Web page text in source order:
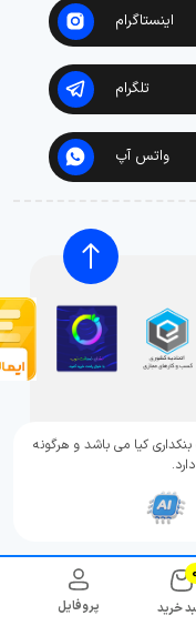
خرید پروفایل
اینستاگرام
تلگرام
واتس آپ
کیا می باشد و هرگونه